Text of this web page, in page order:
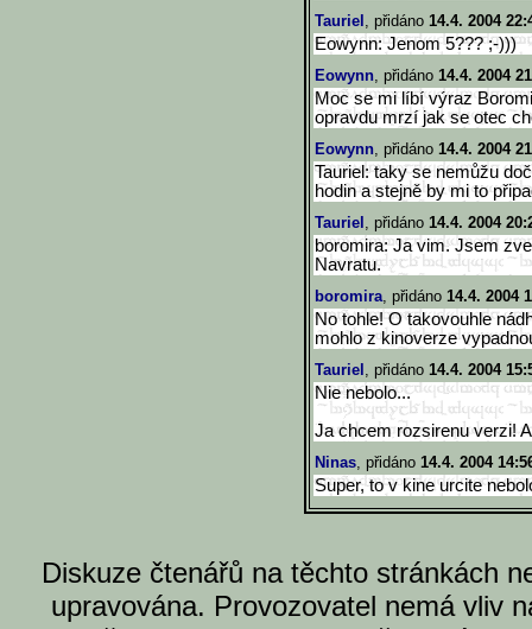
Tauriel , přidáno 14.4. 2004
Eowynn: Jenom 5??? ;-)))
Eowynn, přidáno 14.4. 2004
Moc se mi líbí výraz
opravdu mrzí jak se otec
Eowynn, přidáno 14.4. 2004
Tauriel: taky se nemůžu
hodin a stejně by mi to
Tauriel , přidáno 14.4. 2004
boromira: Ja vim. Jsem
Navratu.
boromira, přidáno 14.4. 2004
No tohle! O takovouhle
mohlo z kinoverze
Tauriel , přidáno 14.4. 2004
Nie nebolo...
Ja chcem rozsirenu verzi!
Ninas, přidáno 14.4. 2004
Super, to v kine urcite
Diskuze čtenářů na těchto stránkách
upravována. Provozovatel nemá vliv